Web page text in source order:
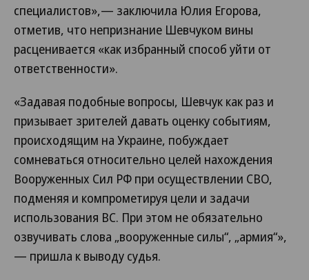
специалистов»,— заключила Юлия Егорова,
отметив, что непризнание Шевчуком вины
расценивается «как избранный способ уйти от
ответственности».
«Задавая подобные вопросы, Шевчук как раз и
призывает зрителей давать оценку событиям,
происходящим на Украине, побуждает
сомневаться относительно целей нахождения
Вооруженных Сил РФ при осуществлении СВО,
подменяя и компрометируя цели и задачи
использования ВС. При этом не обязательно
озвучивать слова „вооруженные силы“, „армия“»,
— пришла к выводу судья.